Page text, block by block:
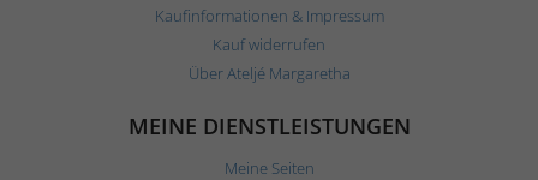
Kaufinformationen & Impressum
Kauf widerrufen
Über Ateljé Margaretha
MEINE DIENSTLEISTUNGEN
Meine Seiten